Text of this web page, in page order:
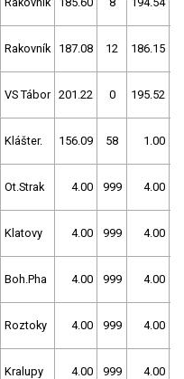
Rakovník 187.08 12 186.15
VS Tábor 201.22 0 195.52
Klášter. 156.09 58 1.00
Ot.Strak 4.00 999 4.00
Klatovy 4.00 999 4.00
Boh.Pha 4.00 999 4.00
Roztoky 4.00 999 4.00
Kralupy 4.00 999 4.00